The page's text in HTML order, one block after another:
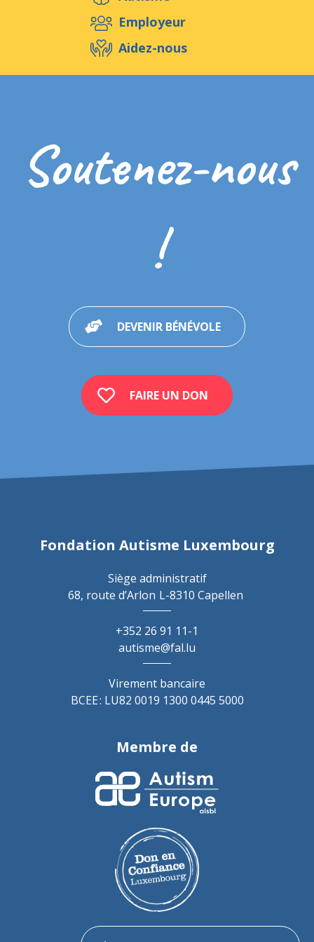
Aidez-nous
Evénements Publications Médias
Employeur
Aidez-nous
Soutenez-nous
!
DEVENIR BÉNÉVOLE
FAIRE UN DON
Fondation Autisme Luxembourg
Siège administratif
68, route d’Arlon L-8310 Capellen
+352 26 91 11-1
autisme@fal.lu
Virement bancaire
BCEE : LU82 0019 1300 0445 5000
Membre de